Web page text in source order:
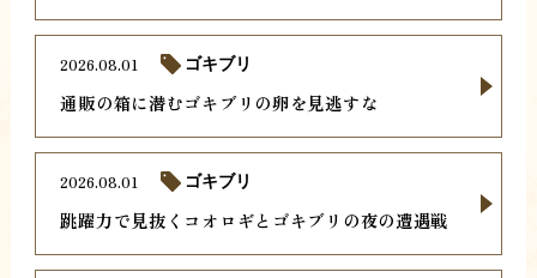
通販の箱に潜むゴキブリの卵を見逃すな
2026.08.01 ゴキブリ
跳躍力で見抜くコオロギとゴキブリの夜の遭遇戦
2026.08.01 ゴキブリ